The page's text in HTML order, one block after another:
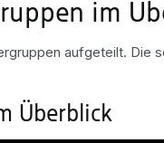
im
aufgeteilt. Die
Überblick